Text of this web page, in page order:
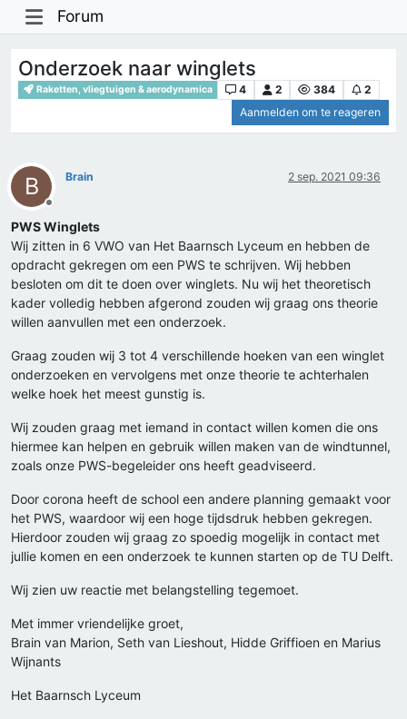
Forum
Onderzoek naar winglets
Raketten, vliegtuigen & aerodynamica 4 2 384
2
Aanmelden om te reageren
B
Offline
Brain 2 sep. 2021 09:36
PWS Winglets
Wij zitten in 6 VWO van Het Baarnsch Lyceum en hebben de
opdracht gekregen om een PWS te schrijven. Wij hebben
besloten om dit te doen over winglets. Nu wij het theoretisch
kader volledig hebben afgerond zouden wij graag ons theorie
willen aanvullen met een onderzoek.
Graag zouden wij 3 tot 4 verschillende hoeken van een winglet
onderzoeken en vervolgens met onze theorie te achterhalen
welke hoek het meest gunstig is.
Wij zouden graag met iemand in contact willen komen die ons
hiermee kan helpen en gebruik willen maken van de windtunnel,
zoals onze PWS-begeleider ons heeft geadviseerd.
Door corona heeft de school een andere planning gemaakt voor
het PWS, waardoor wij een hoge tijdsdruk hebben gekregen.
Hierdoor zouden wij graag zo spoedig mogelijk in contact met
jullie komen en een onderzoek te kunnen starten op de TU Delft.
Wij zien uw reactie met belangstelling tegemoet.
Met immer vriendelijke groet,
Brain van Marion, Seth van Lieshout, Hidde Griffioen en Marius
Wijnants
Het Baarnsch Lyceum